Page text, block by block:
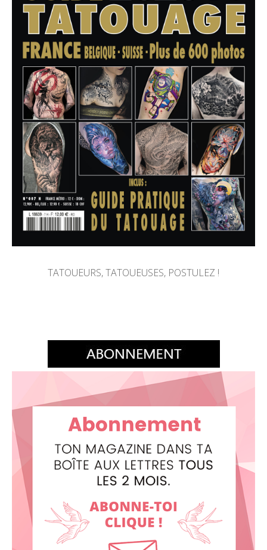
TATOUEURS, TATOUEUSES, POSTULEZ !